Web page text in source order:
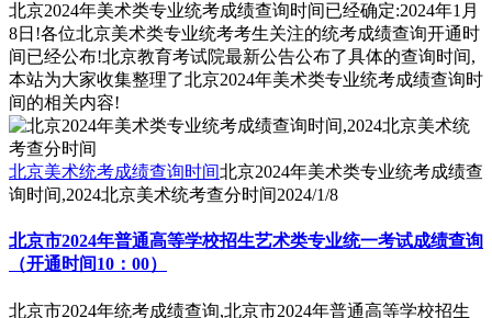
北京2024年美术类专业统考成绩查询时间已经确定:2024年1月
8日!各位北京美术类专业统考考生关注的统考成绩查询开通时
间已经公布!北京教育考试院最新公告公布了具体的查询时间,
本站为大家收集整理了北京2024年美术类专业统考成绩查询时
间的相关内容!
北京美术统考成绩查询时间北京2024年美术类专业统考成绩查
询时间,2024北京美术统考查分时间2024/1/8
北京市2024年普通高等学校招生艺术类专业统一考试成绩查询
（开通时间10：00）
北京市2024年统考成绩查询,北京市2024年普通高等学校招生